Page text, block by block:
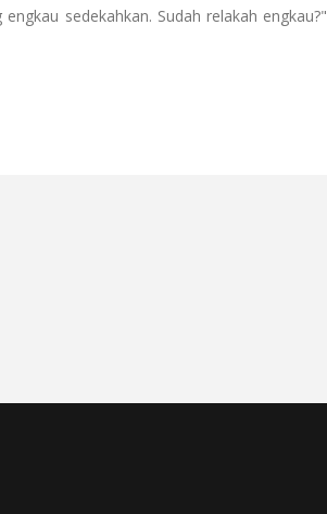
sedekahkan. Sudah relakah engkau?"
BRAINCARE